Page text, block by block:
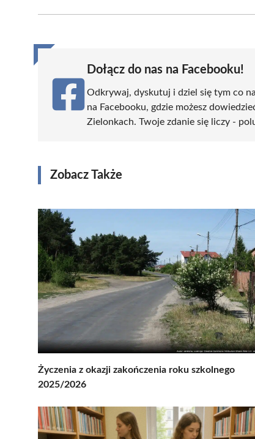
(Twitter)
Dołącz do nas na Facebooku!
Odkrywaj, dyskutuj i dziel się tym co
na Facebooku, gdzie możesz
Zielonkach. Twoje zdanie się liczy -
Zobacz Także
Życzenia z okazji zakończenia roku szkolnego
2025/2026